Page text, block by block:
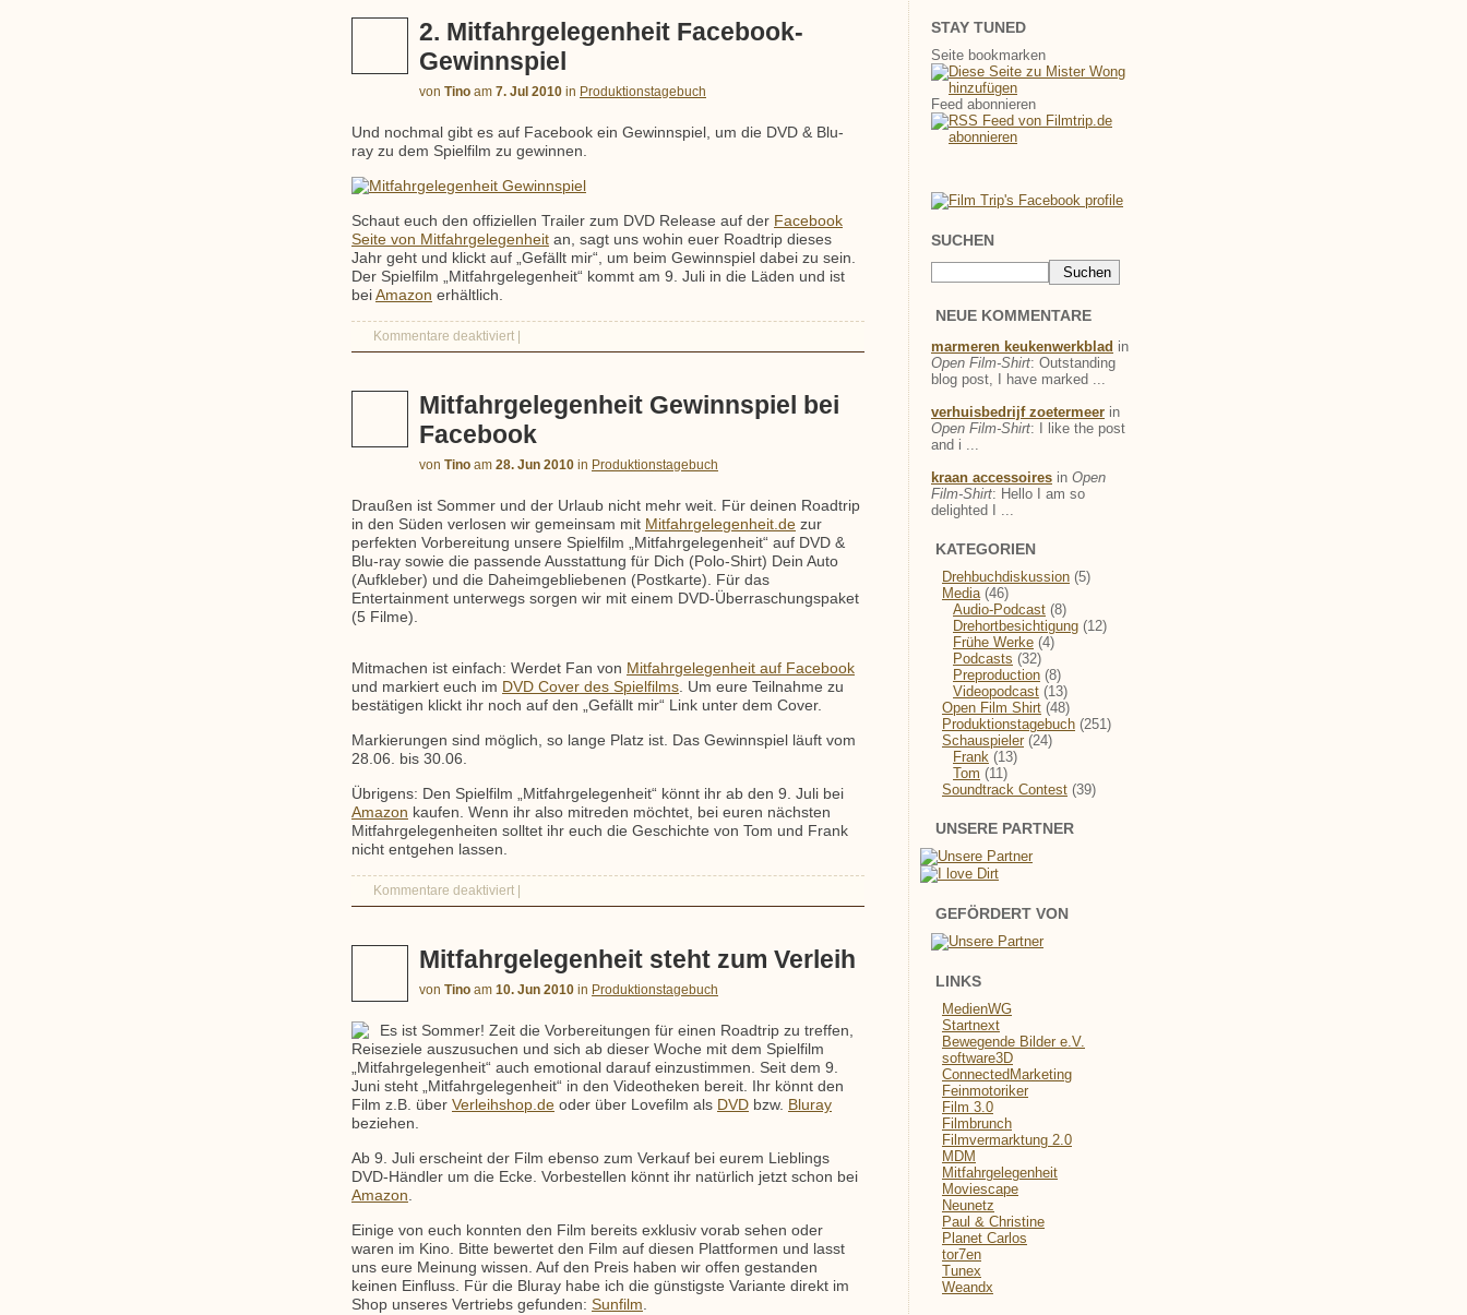
2. Mitfahrgelegenheit Facebook-
Gewinnspiel
von Tino am 7. Jul 2010 in Produktionstagebuch
Und nochmal gibt es auf Facebook ein Gewinnspiel, um die DVD & Blu-
ray zu dem Spielfilm zu gewinnen.
Schaut euch den offiziellen Trailer zum DVD Release auf der Facebook
Seite von Mitfahrgelegenheit an, sagt uns wohin euer Roadtrip dieses
Jahr geht und klickt auf „Gefällt mir“, um beim Gewinnspiel dabei zu sein.
Der Spielfilm „Mitfahrgelegenheit“ kommt am 9. Juli in die Läden und ist
bei Amazon erhältlich.
Kommentare deaktiviert
Mitfahrgelegenheit Gewinnspiel bei
Facebook
von Tino am 28. Jun 2010 in Produktionstagebuch
Draußen ist Sommer und der Urlaub nicht mehr weit. Für deinen Roadtrip
in den Süden verlosen wir gemeinsam mit Mitfahrgelegenheit.de zur
perfekten Vorbereitung unsere Spielfilm „Mitfahrgelegenheit“ auf DVD &
Blu-ray sowie die passende Ausstattung für Dich (Polo-Shirt) Dein Auto
(Aufkleber) und die Daheimgebliebenen (Postkarte). Für das
Entertainment unterwegs sorgen wir mit einem DVD-Überraschungspaket
(5 Filme).
Mitmachen ist einfach: Werdet Fan von Mitfahrgelegenheit auf Facebook
und markiert euch im DVD Cover des Spielfilms. Um eure Teilnahme zu
bestätigen klickt ihr noch auf den „Gefällt mir“ Link unter dem Cover.
Markierungen sind möglich, so lange Platz ist. Das Gewinnspiel läuft vom
28.06. bis 30.06.
Übrigens: Den Spielfilm „Mitfahrgelegenheit“ könnt ihr ab den 9. Juli bei
Amazon kaufen. Wenn ihr also mitreden möchtet, bei euren nächsten
Mitfahrgelegenheiten solltet ihr euch die Geschichte von Tom und Frank
nicht entgehen lassen.
Kommentare deaktiviert
Mitfahrgelegenheit steht zum Verleih
von Tino am 10. Jun 2010 in Produktionstagebuch
Es ist Sommer! Zeit die Vorbereitungen für einen Roadtrip zu treffen,
Reiseziele auszusuchen und sich ab dieser Woche mit dem Spielfilm
„Mitfahrgelegenheit“ auch emotional darauf einzustimmen. Seit dem 9.
Juni steht „Mitfahrgelegenheit“ in den Videotheken bereit. Ihr könnt den
Film z.B. über Verleihshop.de oder über Lovefilm als DVD bzw. Bluray
beziehen.
Ab 9. Juli erscheint der Film ebenso zum Verkauf bei eurem Lieblings
DVD-Händler um die Ecke. Vorbestellen könnt ihr natürlich jetzt schon bei
Amazon.
Einige von euch konnten den Film bereits exklusiv vorab sehen oder
waren im Kino. Bitte bewertet den Film auf diesen Plattformen und lasst
uns eure Meinung wissen. Auf den Preis haben wir offen gestanden
keinen Einfluss. Für die Bluray habe ich die günstigste Variante direkt im
Shop unseres Vertriebs gefunden: Sunfilm.
STAY TUNED
Seite bookmarken
Feed abonnieren
SUCHEN
NEUE KOMMENTARE
marmeren keukenwerkblad in
Open Film-Shirt: Outstanding
blog post, I have marked ...
verhuisbedrijf zoetermeer in
Open Film-Shirt: I like the post
and i ...
kraan accessoires in Open
Film-Shirt: Hello I am so
delighted I ...
KATEGORIEN
Drehbuchdiskussion (5)
Media (46)
Audio-Podcast (8)
Drehortbesichtigung (12)
Frühe Werke (4)
Podcasts (32)
Preproduction (8)
Videopodcast (13)
Open Film Shirt (48)
Produktionstagebuch (251)
Schauspieler (24)
Frank (13)
Tom (11)
Soundtrack Contest (39)
UNSERE PARTNER
GEFÖRDERT VON
LINKS
MedienWG
Startnext
Bewegende Bilder e.V.
software3D
ConnectedMarketing
Feinmotoriker
Film 3.0
Filmbrunch
Filmvermarktung 2.0
MDM
Mitfahrgelegenheit
Moviescape
Neunetz
Paul & Christine
Planet Carlos
tor7en
Tunex
Weandx